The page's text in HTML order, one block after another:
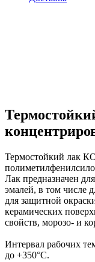
Термостойкий лак
Лак предназначен
эмалей, в том числе
для защитной
керамических
свойств, морозо- и
Интервал рабочих
до +350°С.